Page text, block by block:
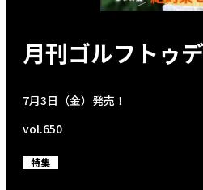
月刊ゴルフトゥ
7月3日（金）発売！
vol.650
特集